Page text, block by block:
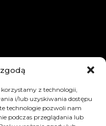
z technologii,
i/lub uzyskiwania dostępu
technologie pozwoli nam
podczas przeglądania lub